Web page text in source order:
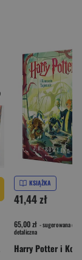
KSIĄŻKA
41,44 zł
65,00 zł - sugerowana cena
detaliczna